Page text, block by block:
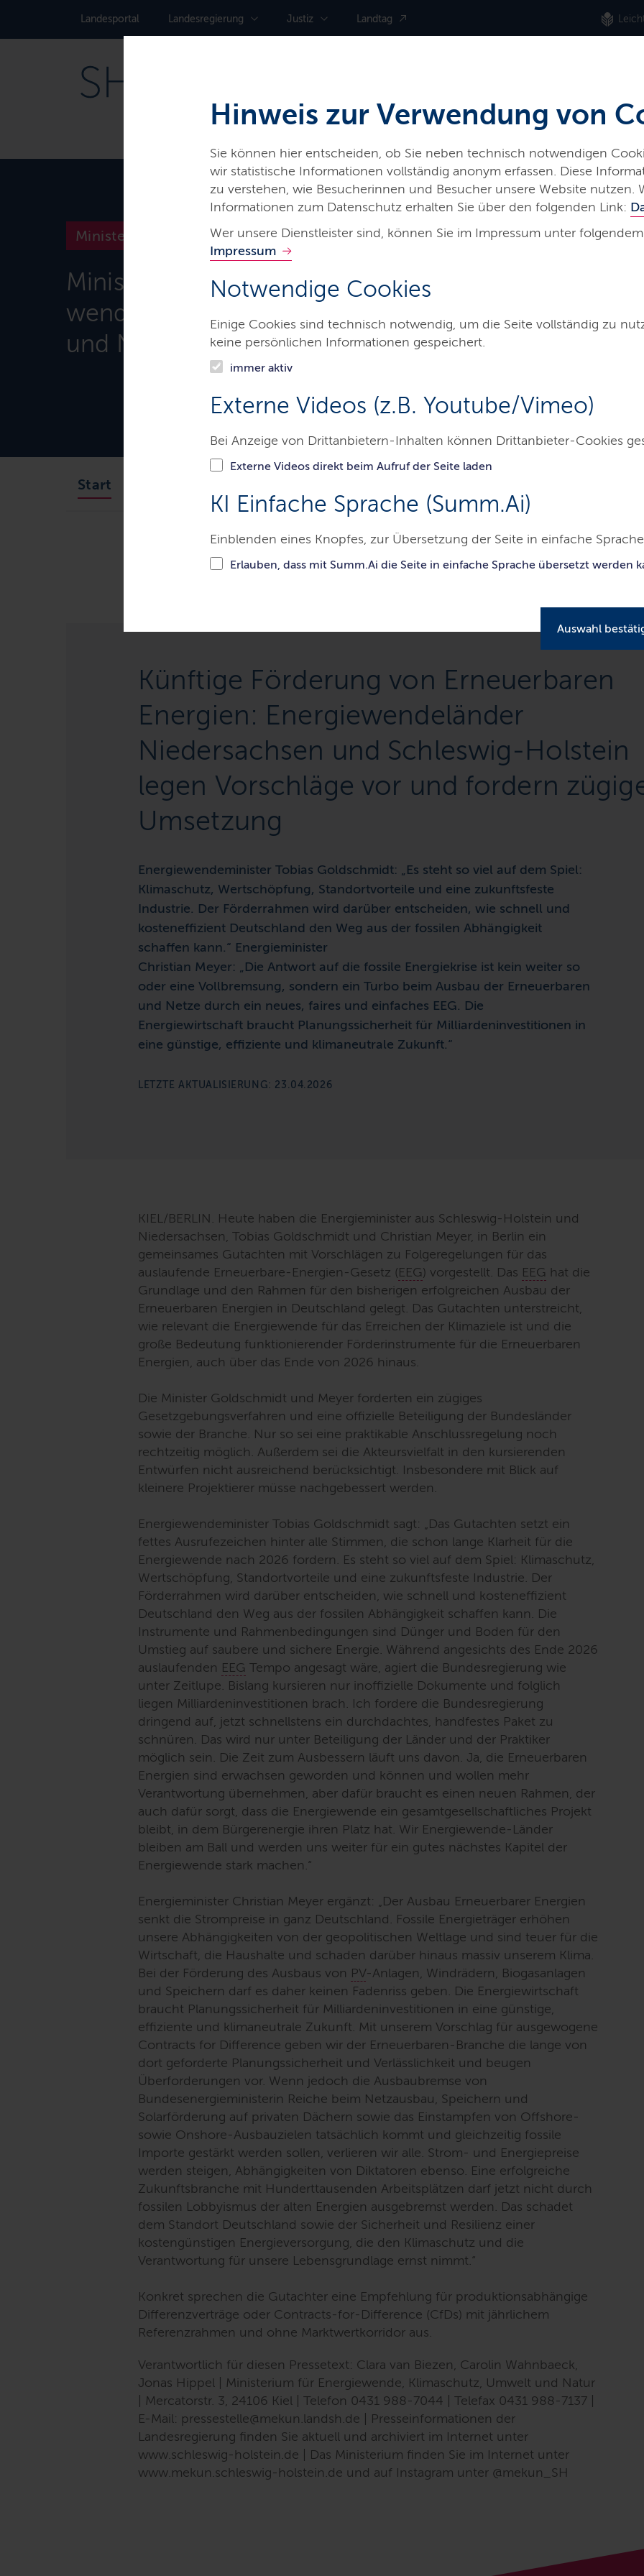
Hinweis zur Verwendung von
Sie können hier entscheiden, ob Sie neben technisch notwendigen
wir statistische Informationen vollständig anonym erfassen. Diese
zu verstehen, wie Besucherinnen und Besucher unsere Website nutzen.
Informationen zum Datenschutz erhalten Sie über den folgenden Link:
Wer unsere Dienstleister sind, können Sie im Impressum unter
Impressum
Notwendige Cookies
Einige Cookies sind technisch notwendig, um die Seite vollständig zu
keine persönlichen Informationen gespeichert.
immer aktiv
Externe Videos (z.B. Youtube/Vimeo)
Bei Anzeige von Drittanbietern-Inhalten können Drittanbieter-Cookies
Externe Videos direkt beim Aufruf der Seite laden
KI Einfache Sprache (Summ.Ai)
Einblenden eines Knopfes, zur Übersetzung der Seite in einfache
Erlauben, dass mit Summ.Ai die Seite in einfache Sprache übersetzt werden
Auswahl
Landes­portal Landes­regierung Justiz Landtag
Ministerium für Energie­
wende, Klimaschutz, Umwelt
und Natur
Ministerien & Behörden
Start
Ministerien & Behörden Ministerium für Energiewende, Klimaschutz, Umwelt und Natur
Presse
Künftige Förderung von Erneuerbaren Energien: Energiewendeländer Niedersachsen und Schleswig-
zügige Umsetzung
Künftige Förderung von Erneuerbaren
Energien: Energiewendeländer
Niedersachsen und Schleswig-Holstein
legen Vorschläge vor und fordern
Umsetzung
Energiewendeminister Tobias Goldschmidt: „Es steht so viel auf dem Spiel:
Klimaschutz, Wertschöpfung, Standortvorteile und eine zukunftsfeste
Industrie. Der Förderrahmen wird darüber entscheiden, wie schnell und
kosteneffizient Deutschland den Weg aus der fossilen Abhängigkeit
schaffen kann.“ Energieminister
Christian Meyer: „Die Antwort auf die fossile Energiekrise ist kein weiter so
oder eine Vollbremsung, sondern ein Turbo beim Ausbau der Erneuerbaren
und Netze durch ein neues, faires und einfaches EEG. Die
Energiewirtschaft braucht Planungssicherheit für Milliardeninvestitionen in
eine günstige, effiziente und klimaneutrale Zukunft.“
LETZTE AKTUALISIERUNG: 23.04.2026
KIEL/BERLIN. Heute haben die Energieminister aus Schleswig-Holstein und
Niedersachsen, Tobias Goldschmidt und Christian Meyer, in Berlin ein
gemeinsames Gutachten mit Vorschlägen zu Folgeregelungen für das
auslaufende Erneuerbare-Energien-Gesetz (EEG) vorgestellt. Das EEG hat die
Grundlage und den Rahmen für den bisherigen erfolgreichen Ausbau der
Erneuerbaren Energien in Deutschland gelegt. Das Gutachten unterstreicht,
wie relevant die Energiewende für das Erreichen der Klimaziele ist und die
große Bedeutung funktionierender Förderinstrumente für die Erneuerbaren
Energien, auch über das Ende von 2026 hinaus.
Die Minister Goldschmidt und Meyer forderten ein zügiges
Gesetzgebungsverfahren und eine offizielle Beteiligung der Bundesländer
sowie der Branche. Nur so sei eine praktikable Anschlussregelung noch
rechtzeitig möglich. Außerdem sei die Akteursvielfalt in den kursierenden
Entwürfen nicht ausreichend berücksichtigt. Insbesondere mit Blick auf
kleinere Projektierer müsse nachgebessert werden.
Energiewendeminister Tobias Goldschmidt sagt: „Das Gutachten setzt ein
fettes Ausrufezeichen hinter alle Stimmen, die schon lange Klarheit für die
Energiewende nach 2026 fordern. Es steht so viel auf dem Spiel: Klimaschutz,
Wertschöpfung, Standortvorteile und eine zukunftsfeste Industrie. Der
Förderrahmen wird darüber entscheiden, wie schnell und kosteneffizient
Deutschland den Weg aus der fossilen Abhängigkeit schaffen kann. Die
Instrumente und Rahmenbedingungen sind Dünger und Boden für den
Umstieg auf saubere und sichere Energie. Während angesichts des Ende 2026
auslaufenden EEG Tempo angesagt wäre, agiert die Bundesregierung wie
unter Zeitlupe. Bislang kursieren nur inoffizielle Dokumente und folglich
liegen Milliardeninvestitionen brach. Ich fordere die Bundesregierung
dringend auf, jetzt schnellstens ein durchdachtes, handfestes Paket zu
schnüren. Das wird nur unter Beteiligung der Länder und der Praktiker
möglich sein. Die Zeit zum Ausbessern läuft uns davon. Ja, die Erneuerbaren
Energien sind erwachsen geworden und können und wollen mehr
Verantwortung übernehmen, aber dafür braucht es einen neuen Rahmen, der
auch dafür sorgt, dass die Energiewende ein gesamtgesellschaftliches Projekt
bleibt, in dem Bürgerenergie ihren Platz hat. Wir Energiewende-Länder
bleiben am Ball und werden uns weiter für ein gutes nächstes Kapitel der
Energiewende stark machen.“
Energieminister Christian Meyer ergänzt: „Der Ausbau Erneuerbarer Energien
senkt die Strompreise in ganz Deutschland. Fossile Energieträger erhöhen
unsere Abhängigkeiten von der geopolitischen Weltlage und sind teuer für die
Wirtschaft, die Haushalte und schaden darüber hinaus massiv unserem Klima.
Bei der Förderung des Ausbaus von PV-Anlagen, Windrädern, Biogasanlagen
und Speichern darf es daher keinen Fadenriss geben. Die Energiewirtschaft
braucht Planungssicherheit für Milliardeninvestitionen in eine günstige,
effiziente und klimaneutrale Zukunft. Mit unserem Vorschlag für ausgewogene
Contracts for Difference geben wir der Erneuerbaren-Branche die lange von
dort geforderte Planungssicherheit und Verlässlichkeit und beugen
Überforderungen vor. Wenn jedoch die Ausbaubremse von
Bundesenergieministerin Reiche beim Netzausbau, Speichern und
Solarförderung auf privaten Dächern sowie das Einstampfen von Offshore-
sowie Onshore-Ausbauzielen tatsächlich kommt und gleichzeitig fossile
Importe gestärkt werden sollen, verlieren wir alle. Strom- und Energiepreise
werden steigen, Abhängigkeiten von Diktatoren ebenso. Eine erfolgreiche
Zukunftsbranche mit Hunderttausenden Arbeitsplätzen darf jetzt nicht durch
fossilen Lobbyismus der alten Energien ausgebremst werden. Das schadet
dem Standort Deutschland sowie der Sicherheit und Resilienz einer
kostengünstigen Energieversorgung, die den Klimaschutz und die
Verantwortung für unsere Lebensgrundlage ernst nimmt.“
Konkret sprechen die Gutachter eine Empfehlung für produktionsabhängige
Differenzverträge oder Contracts-for-Difference (CfDs) mit jährlichem
Referenzrahmen und ohne Marktwertkorridor aus.
Verantwortlich für diesen Pressetext: Clara van Biezen, Carolin Wahnbaeck,
Jonas Hippel | Ministerium für Energiewende, Klimaschutz, Umwelt und Natur
| Mercatorstr. 3, 24106 Kiel | Telefon 0431 988-7044 | Telefax 0431 988-7137 |
E-Mail: pressestelle@mekun.landsh.de | Presseinformationen der
Landesregierung finden Sie aktuell und archiviert im Internet unter
www.schleswig-holstein.de | Das Ministerium finden Sie im Internet unter
www.mekun.schleswig-holstein.de und auf Instagram unter @mekun_SH